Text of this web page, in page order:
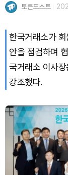
토큰포스트
한국거래소가
안을 점검하며
국거래소 이사
강조했다.